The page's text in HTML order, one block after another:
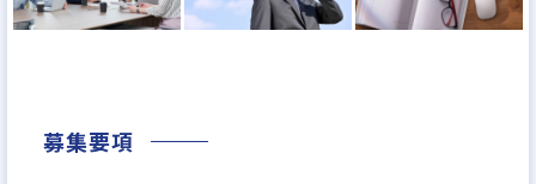
■資本金：1,293,710,800円
・売上高：16,436百万円
募集要項